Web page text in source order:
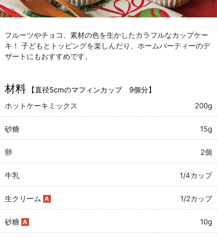
フルーツやチョコ、素材の色を生かしたカラフルなカップケー
キ！ 子どもとトッピングを楽しんだり、ホームパーティーのデ
ザートにもおすすめです。
材料
【直径5cmのマフィンカップ 9個分】
ホットケーキミックス
200g
砂糖 15g
卵 2個
牛乳 1/4カップ
生クリーム A 1/2カップ
砂糖 A 10g